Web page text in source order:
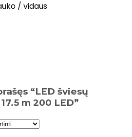
/ vidaus
“LED šviesų
m 200 LED”